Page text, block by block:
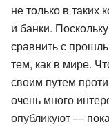
не только в таких
и банки.
сравнить с
тем, как в мире.
своим путем
очень много
опубликуют —